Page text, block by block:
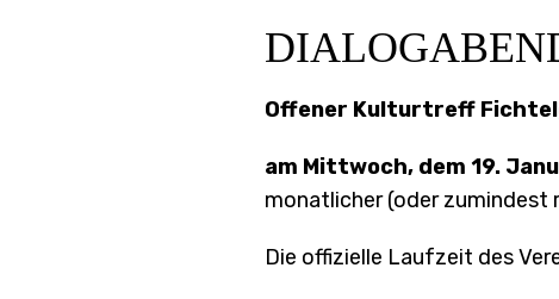
Offener Kulturtreff
am Mittwoch, dem 19.
monatlicher (oder zumindest
Die offizielle Laufzeit des